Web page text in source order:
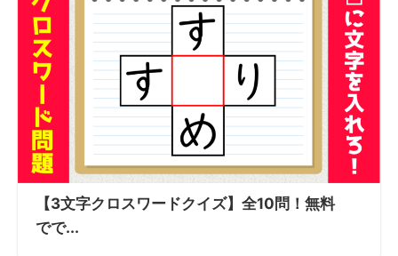
【3文字クロスワードクイズ】全10問！無料
でで...